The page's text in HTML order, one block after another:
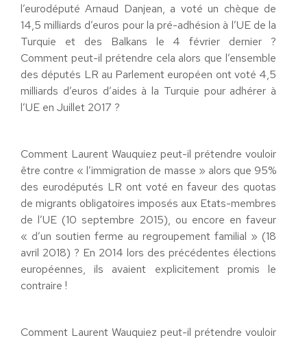
l’eurodéputé Arnaud Danjean, a voté un chèque de
14,5 milliards d’euros pour la pré-adhésion à l’UE de la
Turquie et des Balkans le 4 février dernier ?
Comment peut-il prétendre cela alors que l’ensemble
des députés LR au Parlement européen ont voté 4,5
milliards d’euros d’aides à la Turquie pour adhérer à
l’UE en Juillet 2017 ?
Comment Laurent Wauquiez peut-il prétendre vouloir
être contre « l’immigration de masse » alors que 95%
des eurodéputés LR ont voté en faveur des quotas
de migrants obligatoires imposés aux Etats-membres
de l’UE (10 septembre 2015), ou encore en faveur
« d’un soutien ferme au regroupement familial » (18
avril 2018) ? En 2014 lors des précédentes élections
européennes, ils avaient explicitement promis le
contraire !
Comment Laurent Wauquiez peut-il prétendre vouloir